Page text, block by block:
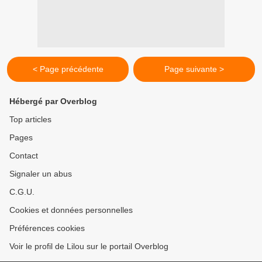
< Page précédente Page suivante >
Hébergé par Overblog
Top articles
Pages
Contact
Signaler un abus
C.G.U.
Cookies et données personnelles
Préférences cookies
Voir le profil de Lilou sur le portail Overblog